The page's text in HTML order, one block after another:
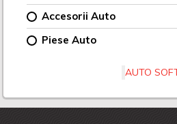
Accesorii Auto
Piese Auto
AUTO